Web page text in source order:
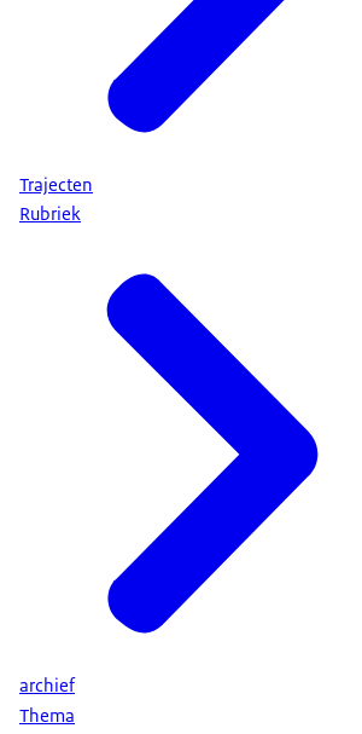
het maatschappelijk jaarverslag
Trajecten
Rubriek
archief
Thema